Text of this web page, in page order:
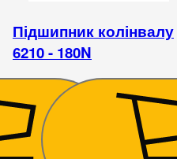
Підшипник колінвалу
6210 - 180N
253